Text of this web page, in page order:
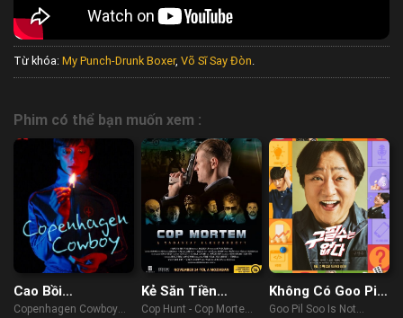
Từ khóa: My Punch-Drunk Boxer, Võ Sĩ Say Đòn.
Phim có thể bạn muốn xem :
Cao Bồi
Copenhagen
Copenhagen Cowboy
Kẻ Săn Tiền
Thưởng
Cop Hunt - Cop Mortem
Không Có Goo Pil
Soo
Goo Pil Soo Is Not